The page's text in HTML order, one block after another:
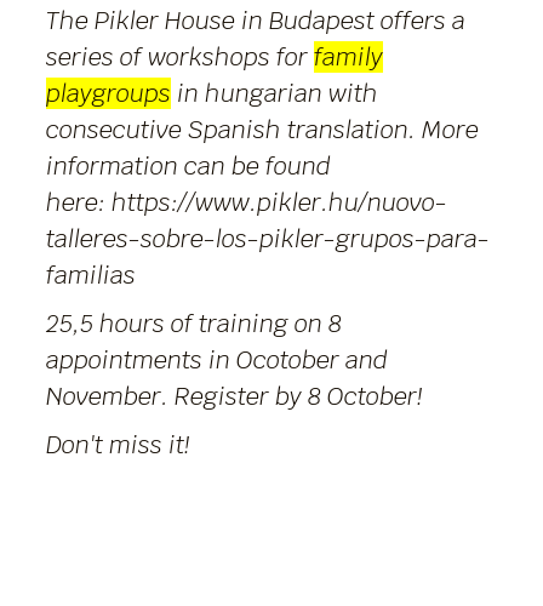
The Pikler House in Budapest offers a
series of workshops forfamily
playgroups in hungarian with
consecutive Spanish translation. More
information can be found
here: https://www.pikler.hu/nuovo-
talleres-sobre-los-pikler-grupos-para-
familias
25,5 hours of training on 8
appointments in Ocotober and
November. Register by 8 October!
Don't miss it!